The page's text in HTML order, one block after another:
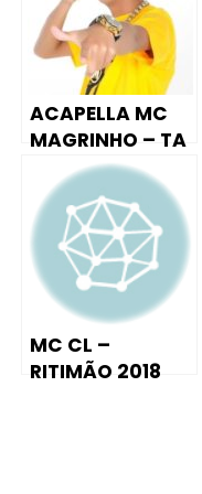
ACAPELLA MC
MAGRINHO – TA
COM VONTADE
DE ME DA
MC CL –
RITIMÃO 2018